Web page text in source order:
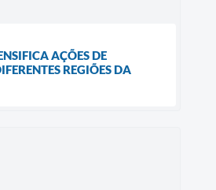
AÇÕES DE
REGIÕES DA